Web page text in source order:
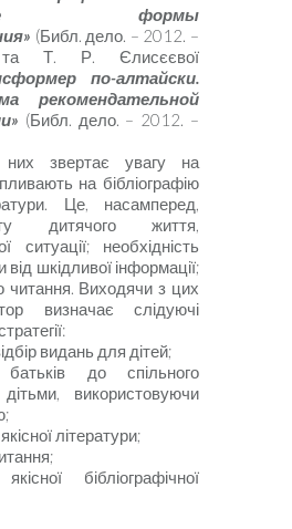
формы
» (Библ. дело. – 2012. –
Р. Єлисєєвої
по-алтайски.
рекомендательной
(Библ. дело. – 2012. –
звертає увагу на
на бібліографію
Це, насамперед,
дитячого життя,
ситуації; необхідність
шкідливої інформації;
читання. Виходячи з цих
визначає слідуючі
видань для дітей;
батьків до спільного
використовуючи
літератури;
бібліографічної